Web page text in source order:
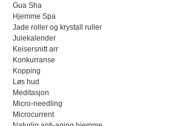
Gua Sha
Hjemme Spa
Jade roller og krystall ruller
Julekalender
Keisersnitt arr
Konkurranse
Kopping
Løs hud
Meditasjon
Micro-needling
Microcurrent